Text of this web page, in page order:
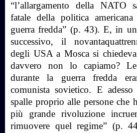
“l’allargamento della NATO
fatale della politica
guerra fredda” (p. 43). E, in
successivo, il
degli USA a Mosca si
davvero non lo capiamo?
durante la guerra fredda
comunista sovietico. E
spalle proprio alle persone che
più grande rivoluzione
rimuovere quel regime” (p.